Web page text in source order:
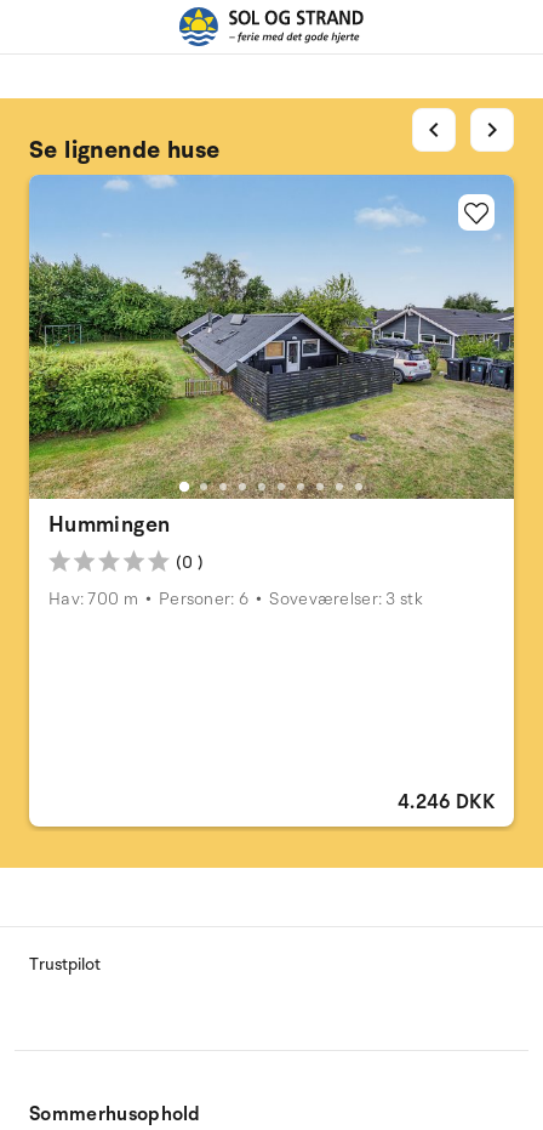
Se lignende huse
Hummingen
(0 )
Hav: 700 m
Personer: 6 Soveværelser: 3 stk
4.246 DKK
chevron_left chevron_right
Trustpilot
Sommerhusophold